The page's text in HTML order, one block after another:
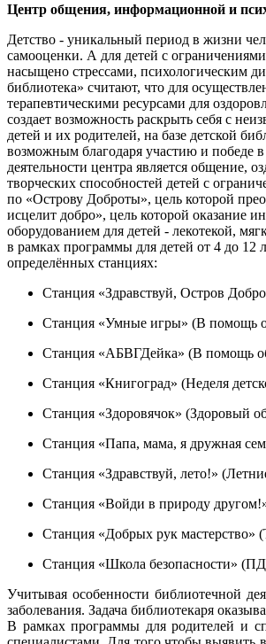
Центр общения, информационной и
Детство - уникальный период в жизни
самооценки. А для детей с
насыщено стрессами, психологическим
библиотека» считают, что для
терапевтическими ресурсами для
создает возможность раскрыть себя с
детей и их родителей, на базе детской
возможным благодаря участию и победе
деятельности центра является общение,
творческих способностей детей с
по «Острову Доброты», цель которой
исцелит добро», цель которой оказание
оборудованием для детей - лекотекой,
в рамках программы для детей от 4 до 12
определённых станциях:
Станция «Здравствуй, Остров
Станция «Умные игры» (В помощь
Станция «АБВГДейка» (В помощь
Станция «Книгоград» (Неделя
Станция «Здоровячок» (Здоровый
Станция «Папа, мама, я дружная
Станция «Здравствуй, лето!»
Станция «Войди в природу
Станция «Добрых рук мастерство»
Станция «Школа безопасности»
Учитывая особенности библиотечной
заболевания. Задача библиотекаря
В рамках программы для родителей и